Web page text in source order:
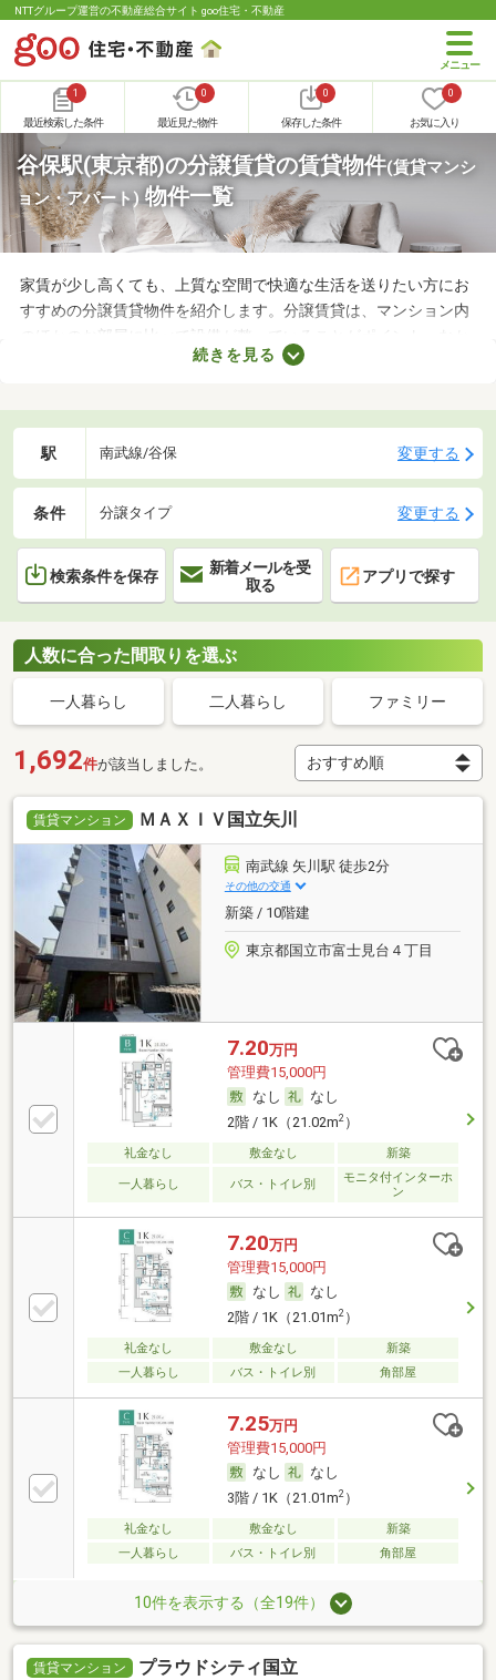
NTTグループ運営の不動産総合サイト goo住宅・不動産
1
最近検索した条件
0
最近見た物件
0
保存した条件
0
お気に入り
谷保駅(東京都)の分譲賃貸の賃貸物件(賃貸マンシ
ョン・アパート)物件一覧
家賃が少し高くても、上質な空間で快適な生活を送りたい方にお
すすめの分譲賃貸物件を紹介します。分譲賃貸は、マンション内
のほかのお部屋に比べて設備が整っていることがポイント。なか
には高級感のある内装に整えられた物件もあるので、グレードの
貸物件のなかから、気になるお部屋を見つけてくださいね。
続きを見る
駅 南武線/谷保 変更する
条件 分譲タイプ 変更する
検索条件を保存
新着メールを受
取る
アプリで探す
人数に合った間取りを選ぶ
一人暮らし 二人暮らし ファミリー
1,692件が該当しました。
賃貸マンション ＭＡＸＩＶ国立矢川
南武線 矢川駅 徒歩2分
その他の交通
新築 / 10階建
東京都国立市富士見台４丁目
7.20万円
管理費15,000円
なし
なし
2階 / 1K（21.02m2）
礼金なし 敷金なし 新築
一人暮らし バス・トイレ別
モニタ付インターホ
ン
7.20万円
管理費15,000円
なし
なし
2階 / 1K（21.01m2）
礼金なし 敷金なし
新築
一人暮らし
バス・トイレ別 角部屋
7.25万円
管理費15,000円
なし
なし
3階 / 1K（21.01m2）
礼金なし 敷金なし
新築
一人暮らし
バス・トイレ別 角部屋
10件を表示する（全19件）
賃貸マンション プラウドシティ国立